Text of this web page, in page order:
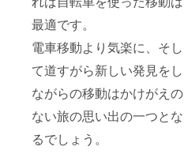
最適です。
電車移動より気楽に、そし
て道すがら新しい発見をし
ながらの移動はかけがえの
ない旅の思い出の一つとな
るでしょう。